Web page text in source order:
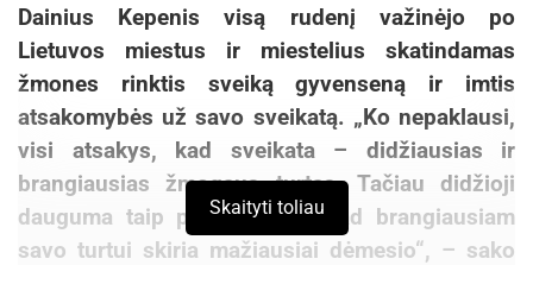
Dainius Kepenis visą rudenį važinėjo po
Lietuvos miestus ir miestelius skatindamas
žmones rinktis sveiką gyvenseną ir imtis
atsakomybės už savo sveikatą. „Ko nepaklausi,
visi atsakys, kad sveikata – didžiausias ir
brangiausias žmogaus turtas. Tačiau didžioji
dauguma taip pat paliudys, kad brangiausiam
savo turtui skiria mažiausiai dėmesio“, – sako
Skaityti toliau